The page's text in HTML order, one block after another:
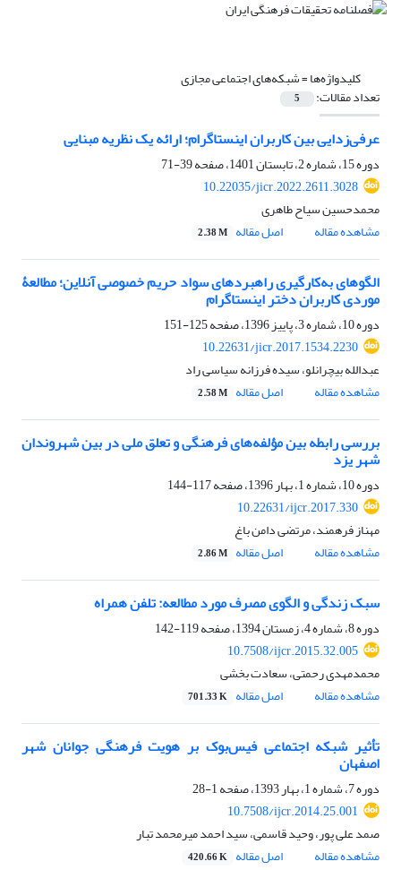
کلیدواژه‌ها =شبکه‌های اجتماعی مجازی
تعداد مقالات: 5
عرفی‌زدایی بین کاربران اینستاگرام؛ ارائه یک نظریه مبنایی
دوره 15، شماره 2، تابستان 1401، صفحه
39-71
10.22035/jicr.2022.2611.3028
محمدحسین سیاح طاهری
مشاهده مقاله
اصل مقاله 2.38 M
الگوهای به‌کارگیری راهبردهای سواد حریم خصوصی آنلاین؛ مطالعۀ‌
موردی کاربران دختر اینستاگرام
دوره 10، شماره 3، پاییز 1396، صفحه
125-151
10.22631/jicr.2017.1534.2230
عبدالله بیچرانلو، سیده فرزانه سیاسی راد
مشاهده مقاله
اصل مقاله 2.58 M
بررسی رابطه بین مؤلفه‌های فرهنگی و تعلق ملی در بین شهروندان
شهر یزد
دوره 10، شماره 1، بهار 1396، صفحه
117-144
10.22631/ijcr.2017.330
مهناز فرهمند، مرتضی دامن باغ
مشاهده مقاله
اصل مقاله 2.86 M
سبک زندگی و الگوی مصرف مورد مطالعه:‌ تلفن همراه
دوره 8، شماره 4، زمستان 1394، صفحه
119-142
10.7508/ijcr.2015.32.005
محمدمهدی رحمتی، سعادت بخشی
مشاهده مقاله
اصل مقاله 701.33 K
تأثیر شبکه اجتماعی فیس‌بوک بر هویت فرهنگی جوانان شهر
اصفهان
دوره 7، شماره 1، بهار 1393، صفحه
1-28
10.7508/ijcr.2014.25.001
صمد علی پور، وحید قاسمی، سید احمد میرمحمد تبار
مشاهده مقاله
اصل مقاله 420.66 K